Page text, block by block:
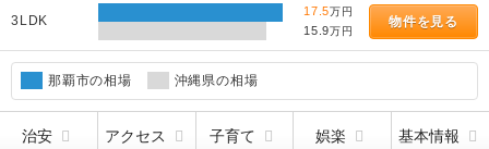
3LDK
17.5万円
15.9万円
物件を見る
那覇市の相場 沖縄県の相場
治安 アクセス 子育て 娯楽 基本情報